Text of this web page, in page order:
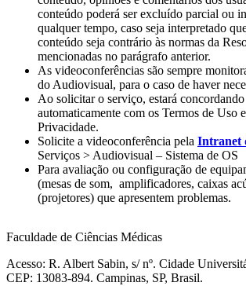
conteúdo poderá ser excluído parcial ou
qualquer tempo, caso seja interpretado
conteúdo seja contrário às normas da
mencionadas no parágrafo anterior.
As videoconferências são sempre
do Audiovisual, para o caso de haver
Ao solicitar o serviço, estará concordando
automaticamente com os Termos de Uso
Privacidade.
Solicite a videoconferência pela Intranet
Serviços > Audiovisual – Sistema de OS
Para avaliação ou configuração de
(mesas de som, amplificadores, caixas
(projetores) que apresentem problemas.
Faculdade de Ciências Médicas
Acesso: R. Albert Sabin, s/ nº. Cidade
CEP: 13083-894. Campinas, SP, Brasil.